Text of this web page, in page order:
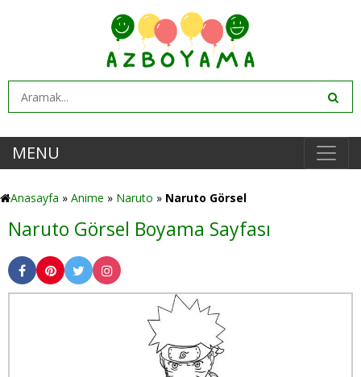
MENU
Anasayfa » Anime » Naruto » Naruto Görsel
Naruto Görsel Boyama Sayfası